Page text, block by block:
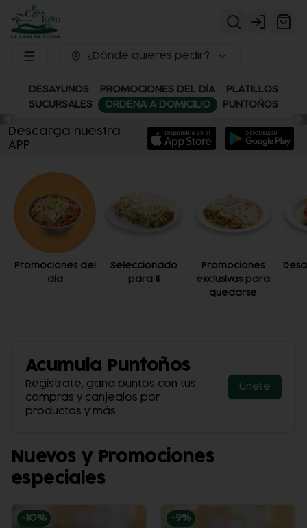
Login
¿Dónde quieres pedir?
DESAYUNOS PROMOCIONES DEL DÍA
PLATILLOS
SUCURSALES
ORDENA A DOMICILIO PUNTOÑOS
Descarga nuestra
APP
Promociones del
día
Seleccionado
para ti
Promociones
exclusivas para
quedarse
Acumula Puntoños
Regístrate, gana puntos con tus
compras y canjealos por
productos y más
Únete
Nuevos y Promociones
especiales
-10% -9%